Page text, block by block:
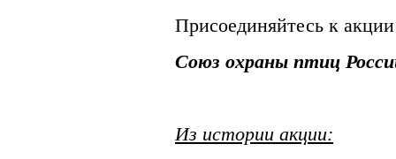
Присоединяйтесь к
Союз охраны птиц
Из истории акции: